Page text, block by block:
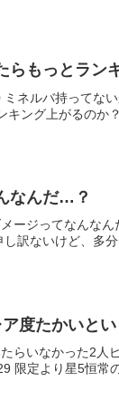
らもっとラン
ネルバ持ってな
キング上がるのか
なんだ…？
ージってなんな
訳ないけど、多
度たかいとい
らいなかった2人
限定より星5恒常